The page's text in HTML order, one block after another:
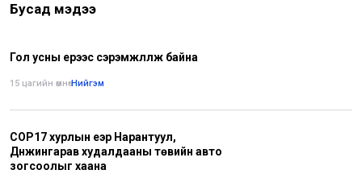
Бусад мэдээ
Гол усны үерээс сэрэмжлүүлж байна
15 цагийн өмнө•Нийгэм
COP17 хурлын үеэр Нарантуул,
Дүнжингарав худалдааны төвийн авто
зогсоолыг хаана